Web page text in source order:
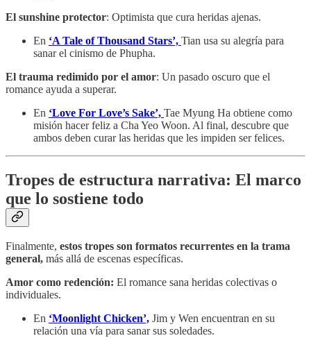
El sunshine protector: Optimista que cura heridas ajenas.
En ‘A Tale of Thousand Stars’, Tian usa su alegría para
sanar el cinismo de Phupha.
El trauma redimido por el amor: Un pasado oscuro que el
romance ayuda a superar.
En ‘Love For Love’s Sake’, Tae Myung Ha obtiene como
misión hacer feliz a Cha Yeo Woon. Al final, descubre que
ambos deben curar las heridas que les impiden ser felices.
Tropes de estructura narrativa: El marco
que lo sostiene todo
Finalmente, estos tropes son formatos recurrentes en la trama
general, más allá de escenas específicas.
Amor como redención: El romance sana heridas colectivas o
individuales.
En ‘Moonlight Chicken’, Jim y Wen encuentran en su
relación una vía para sanar sus soledades.